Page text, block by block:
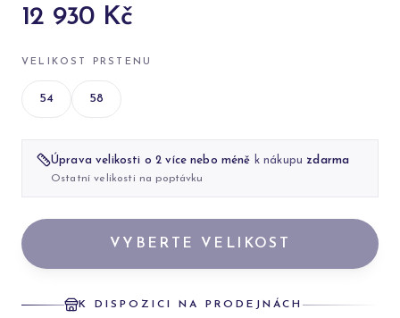
12 930 Kč
VELIKOST PRSTENU
54 58
Úprava velikosti o 2 více nebo méně k nákupu zdarma
Ostatní velikosti na poptávku
VYBERTE VELIKOST
K DISPOZICI NA PRODEJNÁCH